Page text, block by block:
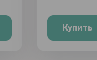
Купить